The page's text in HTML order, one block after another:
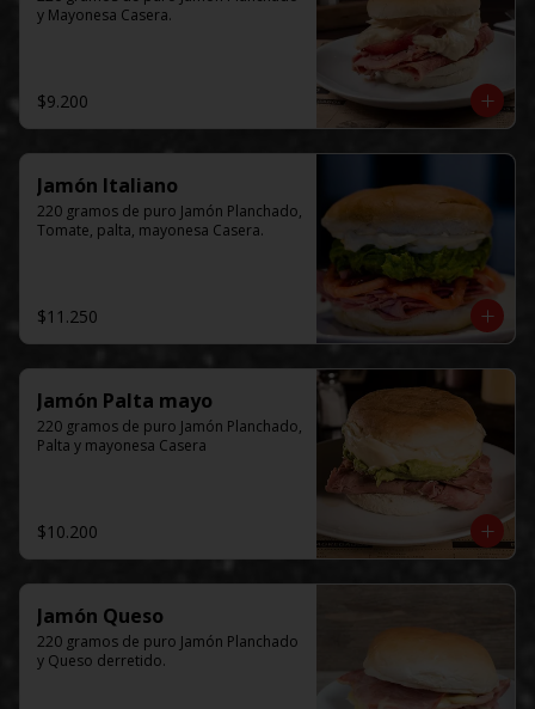
y Mayonesa Casera.
$9.200
Jamón Italiano
220 gramos de puro Jamón Planchado,
Tomate, palta, mayonesa Casera.
$11.250
Jamón Palta mayo
220 gramos de puro Jamón Planchado,
Palta y mayonesa Casera
$10.200
Jamón Queso
220 gramos de puro Jamón Planchado
y Queso derretido.